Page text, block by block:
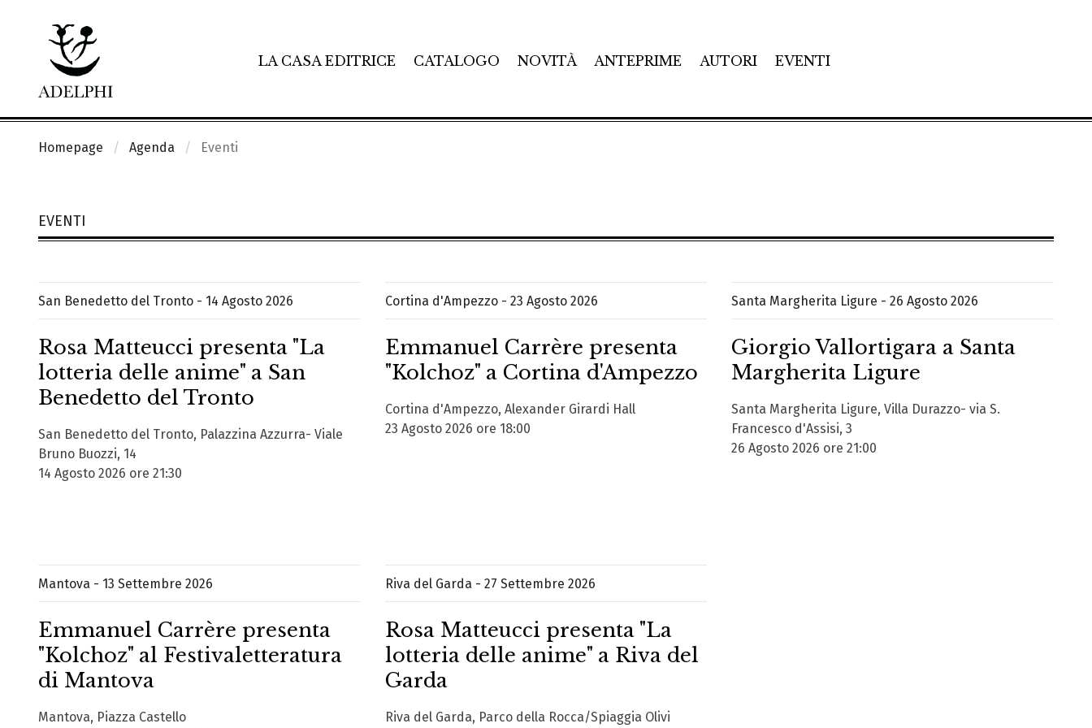
LA CASA EDITRICE CATALOGO NOVITÀ ANTEPRIME AUTORI EVENTI
Homepage Agenda Eventi
EVENTI
San Benedetto del Tronto - 14 Agosto 2026
Rosa Matteucci presenta "La
lotteria delle anime" a San
Benedetto del Tronto
San Benedetto del Tronto, Palazzina Azzurra- Viale
Bruno Buozzi, 14
14 Agosto 2026 ore 21:30
Cortina d'Ampezzo - 23 Agosto 2026
Emmanuel Carrère presenta
"Kolchoz" a Cortina d'Ampezzo
Cortina d'Ampezzo, Alexander Girardi Hall
23 Agosto 2026 ore 18:00
Santa Margherita Ligure - 26 Agosto 2026
Giorgio Vallortigara a Santa
Margherita Ligure
Santa Margherita Ligure, Villa Durazzo- via S.
Francesco d'Assisi, 3
26 Agosto 2026 ore 21:00
Mantova - 13 Settembre 2026
Emmanuel Carrère presenta
"Kolchoz" al Festivaletteratura
di Mantova
Mantova, Piazza Castello
Riva del Garda - 27 Settembre 2026
Rosa Matteucci presenta "La
lotteria delle anime" a Riva del
Garda
Riva del Garda, Parco della Rocca/Spiaggia Olivi